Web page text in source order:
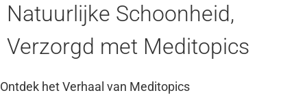
Natuurlijke Schoonheid,
Verzorgd met Meditopics
Ontdek het Verhaal van Meditopics